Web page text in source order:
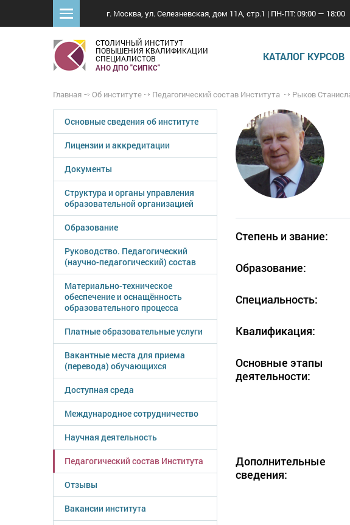
г. Москва, ул. Селезневская, дом 11А, стр.1 | ПН-ПТ: 09:00 — 18:00
СТОЛИЧНЫЙ ИНСТИТУТ
ПОВЫШЕНИЯ КВАЛИФИКАЦИИ
СПЕЦИАЛИСТОВ
АНО ДПО "СИПКС"
КАТАЛОГ КУРСОВ
Главная Об институте Педагогический состав Института Рыков
Степень и звание:
Образование:
Специальность:
Квалификация:
Основные этапы
деятельности:
Дополнительные
сведения:
Основные сведения об институте
Лицензии и аккредитации
Документы
Структура и органы управления
образовательной организацией
Образование
Руководство. Педагогический
(научно-педагогический) состав
Материально-техническое
обеспечение и оснащённость
образовательного процесса
Платные образовательные услуги
Вакантные места для приема
(перевода) обучающихся
Доступная среда
Международное сотрудничество
Научная деятельность
Педагогический состав Института
Отзывы
Вакансии института